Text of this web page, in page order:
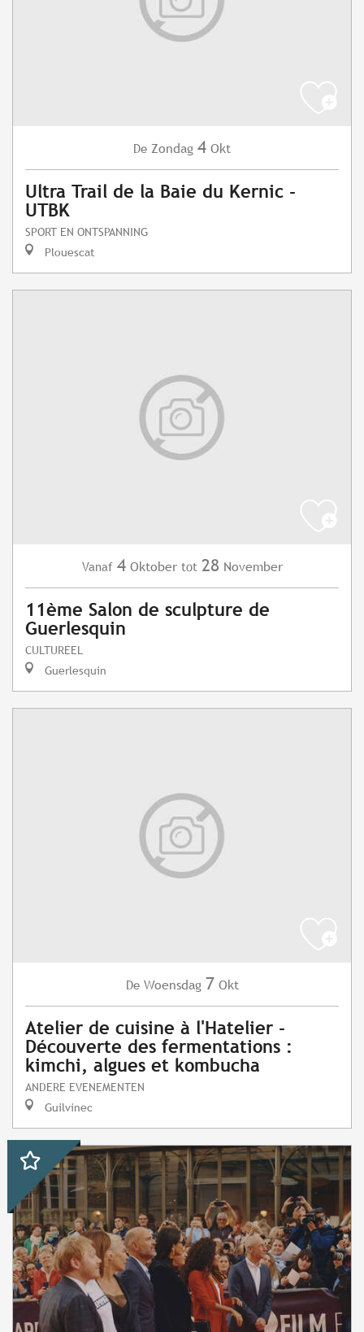
De Zondag 4 Okt
Ultra Trail de la Baie du Kernic -
UTBK
SPORT EN ONTSPANNING
Plouescat
Vanaf 4 Oktober tot 28 November
11ème Salon de sculpture de
Guerlesquin
CULTUREEL
Guerlesquin
De Woensdag 7 Okt
Atelier de cuisine à l'Hatelier -
Découverte des fermentations :
kimchi, algues et kombucha
ANDERE EVENEMENTEN
Guilvinec